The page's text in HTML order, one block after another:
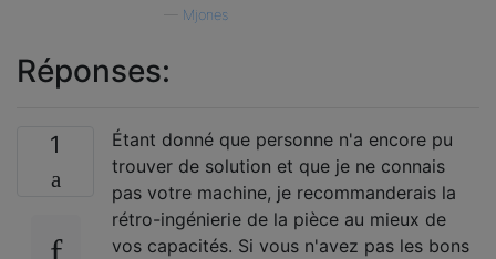
Mjones
Réponses:
1
Étant donné que personne n'a encore pu
trouver de solution et que je ne connais
pas votre machine, je recommanderais la
rétro-ingénierie de la pièce au mieux de
vos capacités. Si vous n'avez pas les bons